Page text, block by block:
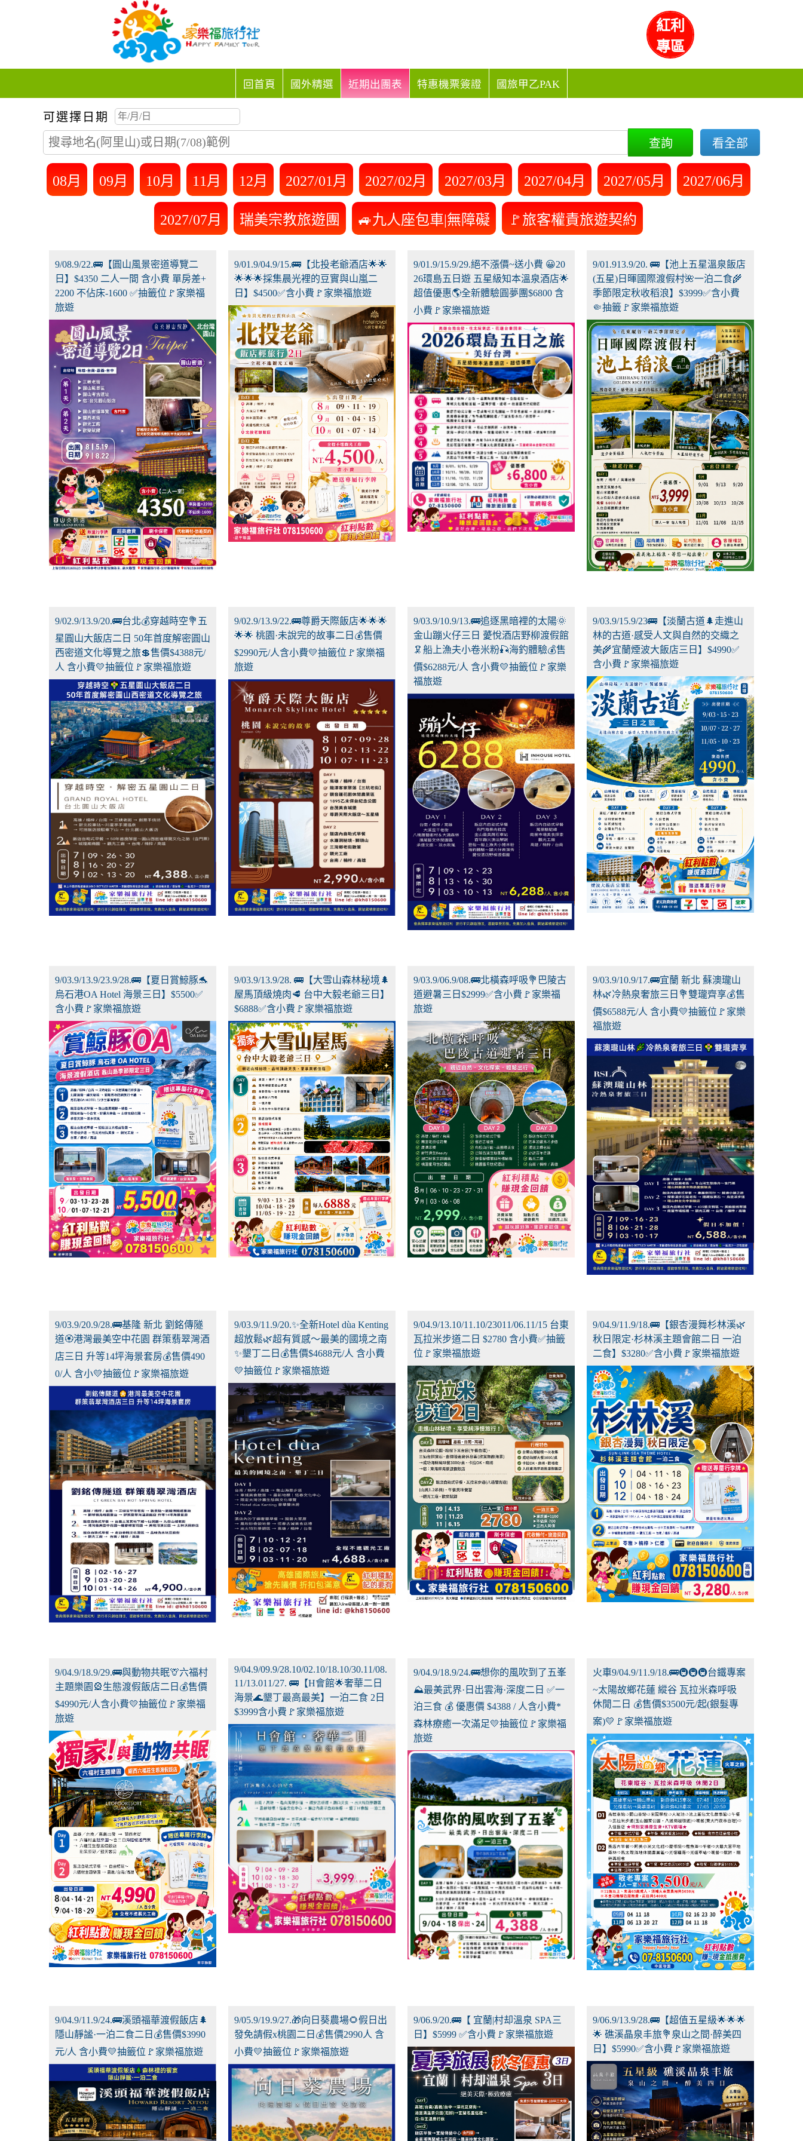
紅利
專區
回首頁 國外精選 近期出團表 特惠機票簽證 國旅甲乙PAK
可選擇日期
查詢
看全部
08月 09月 10月 11月 12月 2027/01月 2027/02月 2027/03月 2027/04月 2027/05月 2027/06月
2027/07月 瑞美宗教旅遊團 🚙九人座包車|無障礙 🚩旅客權責旅遊契約
9/08.9/22.🚌【圓山風景密道導覽二
日】$4350 二人一間 含小費 單房差+
2200 不佔床-1600 ✅抽籤位🚩家樂福
旅遊
9/01.9/04.9/15.🚌【北投老爺酒店🌟🌟
🌟🌟🌟採集晨光裡的豆實與山嵐二
日】$4500✅含小費🚩家樂福旅遊
9/01.9/15.9/29.絕不漲價~送小費 😀20
26環島五日遊 五星級知本溫泉酒店🌟
超值優惠🌎全新體驗圓夢團$6800 含
小費🚩家樂福旅遊
9/01.913.9/20. 🚌【池上五星溫泉飯店
(五星)日暉國際渡假村🌺一泊二食🌾
季節限定秋收稻浪】$3999✅含小費
🤏抽籤🚩家樂福旅遊
9/02.9/13.9/20.🚌台北💰穿越時空💐五
星圓山大飯店二日 50年首度解密圓山
西密道文化導覽之旅💲售價$4388元/
人 含小費💛抽籤位🚩家樂福旅遊
9/02.9/13.9/22.🚌尊爵天際飯店🌟🌟🌟
🌟🌟 桃園·未說完的故事二日💰售價
$2990元/人含小費💛抽籤位🚩家樂福
旅遊
9/03.9/10.9/13.🚌追逐黑暗裡的太陽🌞
金山蹦火仔三日 薆悅酒店野柳渡假館
🦑船上漁夫小卷米粉🎣海釣體驗💰售
價$6288元/人 含小費💛抽籤位🚩家樂
福旅遊
9/03.9/15.9/23🚌【淡蘭古道🌲走進山
林的古道·感受人文與自然的交織之
美🌾宜蘭煙波大飯店三日】$4990✅
含小費🚩家樂福旅遊
9/03.9/13.9/23.9/28.🚌【夏日賞鯨豚🐬
烏石港OA Hotel 海景三日】$5500✅
含小費🚩家樂福旅遊
9/03.9/13.9/28. 🚌【大雪山森林秘境🌲
屋馬頂級燒肉🥩 台中大毅老爺三日】
$6888✅含小費🚩家樂福旅遊
9/03.9/06.9/08.🚌北橫森呼吸💐巴陵古
道避暑三日$2999✅含小費🚩家樂福
旅遊
9/03.9/10.9/17.🚌宜蘭 新北 蘇澳瓏山
林🌿冷熱泉奢旅三日💐雙瓏齊享💰售
價$6588元/人 含小費💛抽籤位🚩家樂
福旅遊
9/03.9/20.9/28.🚌基隆 新北 劉銘傳隧
道🏵️港灣最美空中花園 群策翡翠灣酒
店三日 升等14坪海景套房💰售價490
0/人 含小💛抽籤位🚩家樂福旅遊
9/03.9/11.9/20.✨全新Hotel dùa Kenting
超放鬆🌿超有質感～最美的國境之南
✨墾丁二日💰售價$4688元/人 含小費
💛抽籤位🚩家樂福旅遊
9/04.9/13.10/11.10/23011/06.11/15 台東
瓦拉米步道二日 $2780 含小費✅抽籤
位🚩家樂福旅遊
9/04.9/11.9/18.🚌【銀杏漫舞杉林溪🌿
秋日限定·杉林溪主題會館二日 一泊
二食】$3280✅含小費🚩家樂福旅遊
9/04.9/18.9/29.🚌與動物共眠🦒六福村
主題樂園🎡生態渡假飯店二日💰售價
$4990元/人含小費💛抽籤位🚩家樂福
旅遊
9/04.9/09.9/28.10/02.10/18.10/30.11/08.
11/13.011/27. 🚌【H會館🌟奢華二日
海景🌊墾丁最高最美】一泊二食 2日
$3999含小費🚩家樂福旅遊
9/04.9/18.9/24.🚌想你的風吹到了五峯
⛰️最美武界·日出雲海·深度二日 ✅一
泊三食 💰 優惠價 $4388 / 人含小費*
森林療癒一次滿足💛抽籤位🚩家樂福
旅遊
火車9/04.9/11.9/18.🚌🚇🚇🚇台鐵專案
~太陽故鄉花蓮 縱谷 瓦拉米森呼吸
休閒二日 💰售價$3500元/起(銀髮專
案)💛🚩家樂福旅遊
9/04.9/11.9/24.🚌溪頭福華渡假飯店🌲
隱山靜謐·一泊二食二日💰售價$3990
元/人 含小費💛抽籤位🚩家樂福旅遊
9/05.9/19.9/27.🎁向日葵農場🌻假日出
發免請假x桃園二日💰售價2990人 含
小費💛抽籤位🚩家樂福旅遊
9/06.9/20.🚌【 宜蘭|村却溫泉 SPA三
日】$5999 ✅含小費🚩家樂福旅遊
9/06.9/13.9/28.🚌【超值五星級🌟🌟🌟
🌟 礁溪晶泉丰旅💐泉山之間·醉美四
日】$5990✅含小費🚩家樂福旅遊